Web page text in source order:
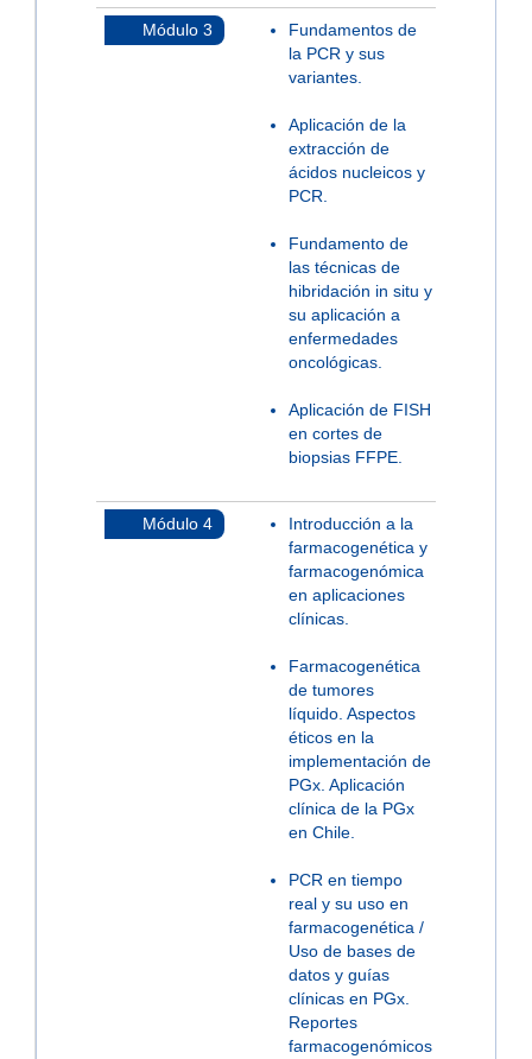
Módulo 3
Fundamentos de
la PCR y sus
variantes.
Aplicación de la
extracción de
ácidos nucleicos y
PCR.
Fundamento de
las técnicas de
hibridación in situ y
su aplicación a
enfermedades
oncológicas.
Aplicación de FISH
en cortes de
biopsias FFPE.
Módulo 4
Introducción a la
farmacogenética y
farmacogenómica
en aplicaciones
clínicas.
Farmacogenética
de tumores
líquido. Aspectos
éticos en la
implementación de
PGx. Aplicación
clínica de la PGx
en Chile.
PCR en tiempo
real y su uso en
farmacogenética /
Uso de bases de
datos y guías
clínicas en PGx.
Reportes
farmacogenómicos